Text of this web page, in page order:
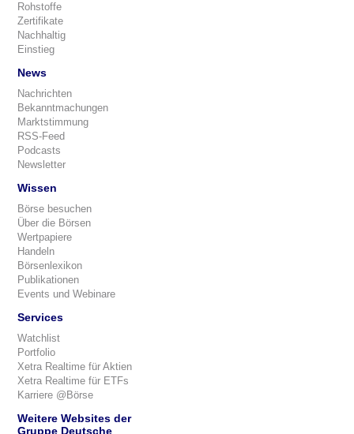
Rohstoffe
Zertifikate
Nachhaltig
Einstieg
News
Nachrichten
Bekanntmachungen
Marktstimmung
RSS-Feed
Podcasts
Newsletter
Wissen
Börse besuchen
Über die Börsen
Wertpapiere
Handeln
Börsenlexikon
Publikationen
Events und Webinare
Services
Watchlist
Portfolio
Xetra Realtime für Aktien
Xetra Realtime für ETFs
Karriere @Börse
Weitere Websites der
Gruppe Deutsche